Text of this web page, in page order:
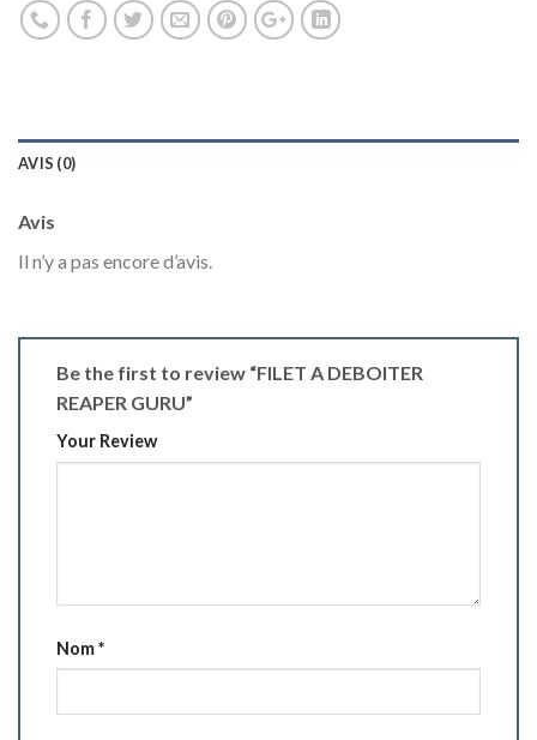
AVIS (0)
Avis
Il n’y a pas encore d’avis.
Be the first to review “FILET A DEBOITER
REAPER GURU”
Your Review
Nom*